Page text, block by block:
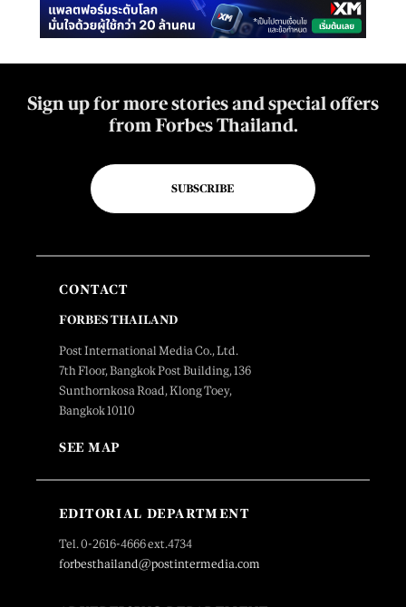
Sign up for more stories and special offers
from Forbes Thailand.
SUBSCRIBE
CONTACT
FORBES THAILAND
Post International Media Co., Ltd.
7th Floor, Bangkok Post Building, 136
Sunthornkosa Road, Klong Toey,
Bangkok 10110
SEE MAP
EDITORIAL DEPARTMENT
Tel. 0-2616-4666 ext.4734
forbesthailand@postintermedia.com